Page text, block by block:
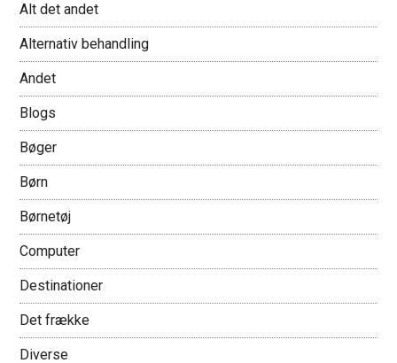
Alt det andet
Alternativ behandling
Andet
Blogs
Bøger
Børn
Børnetøj
Computer
Destinationer
Det frække
Diverse